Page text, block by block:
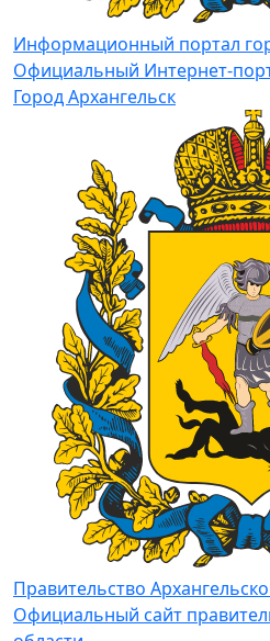
Информационный портал
Официальный Интернет-
Город Архангельск
Правительство
Официальный сайт